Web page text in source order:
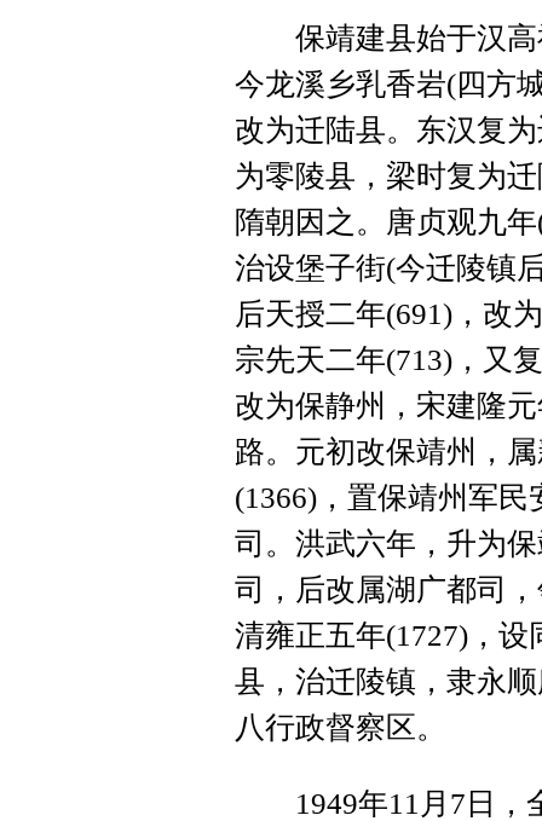
保靖建县始于汉高
今龙溪乡乳香岩(四方
改为迁陆县。东汉复
为零陵县，梁时复为
隋朝因之。唐贞观九
治设堡子街(今迁陵镇
后天授二年(691)，改
宗先天二年(713)，又
改为保静州，宋建隆
路。元初改保靖州，
(1366)，置保靖州军
司。洪武六年，升为
司，后改属湖广都司
清雍正五年(1727)，
县，治迁陵镇，隶永
八行政督察区。
1949年11月7日，